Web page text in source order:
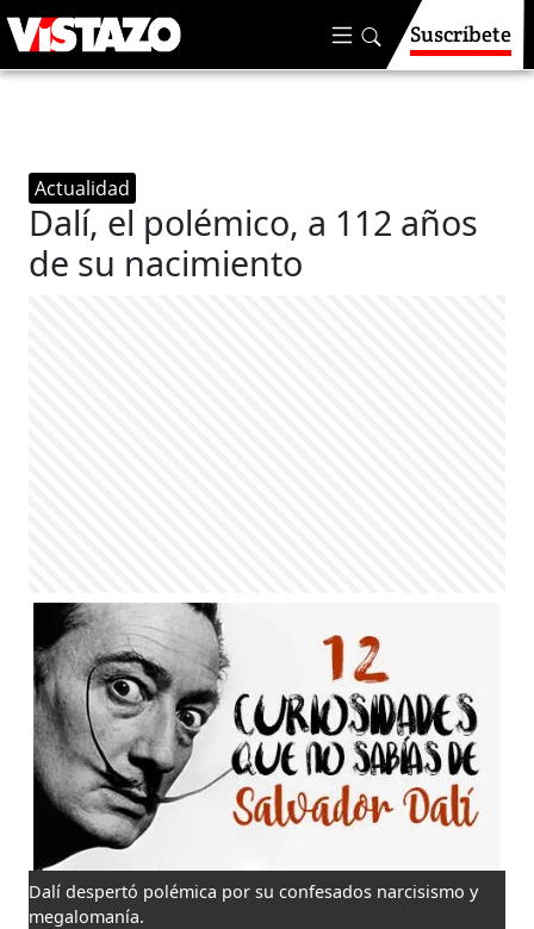
Suscríbete
Actualidad
Dalí, el polémico, a 112 años
de su nacimiento
Dalí despertó polémica por su confesados narcisismo y
megalomanía.